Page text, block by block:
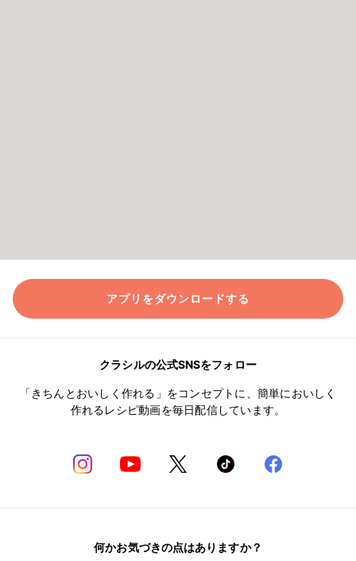
アプリをダウンロードする
クラシルの公式SNSをフォロー
「きちんとおいしく作れる」をコンセプトに、簡単においしく
作れるレシピ動画を毎日配信しています。
何かお気づきの点はありますか？